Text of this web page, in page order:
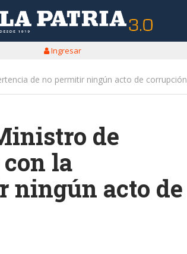
Ingresar
de no permitir ningún acto de corrupción
de
la
ningún acto de